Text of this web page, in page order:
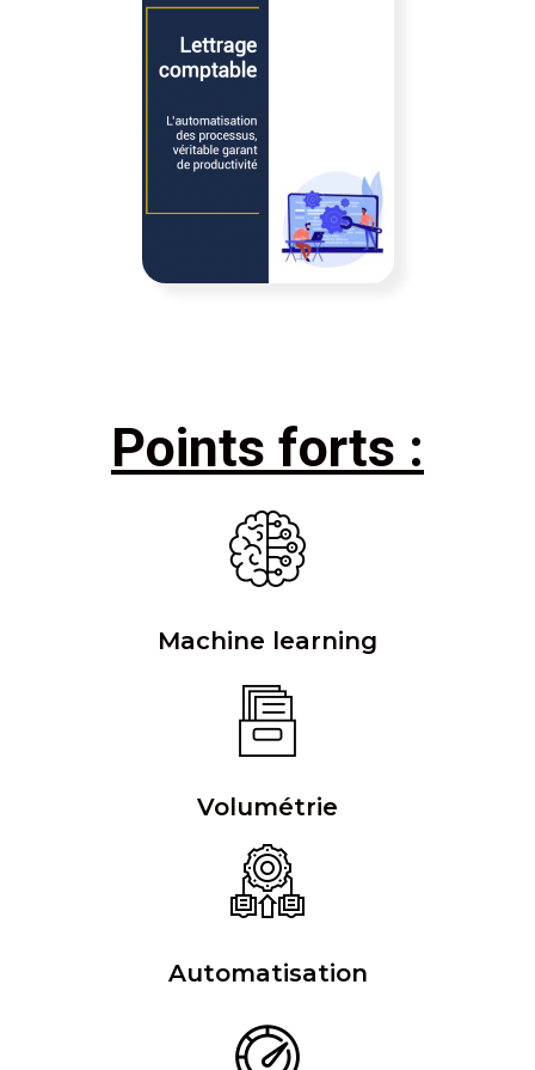
Points forts :
Machine learning
Volumétrie
Automatisation